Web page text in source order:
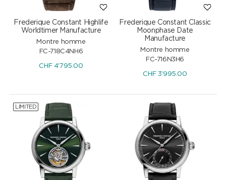
Frederique Constant Highlife
Worldtimer Manufacture
Montre homme
FC-718C4NH6
CHF4'795.00
Frederique Constant Classic
Moonphase Date
Manufacture
Montre homme
FC-716N3H6
CHF3'995.00
LIMITED